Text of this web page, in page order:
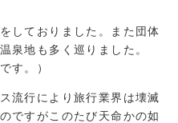
しておりました。また団体
泉地も多く巡りました。
す。）
流行により旅行業界は壊滅
ですがこのたび天命かの如